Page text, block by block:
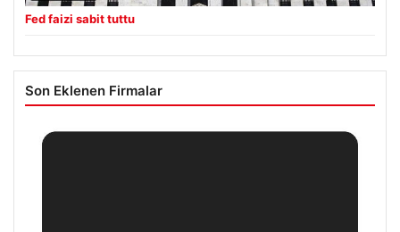
Fed faizi sabit tuttu
Son Eklenen Firmalar